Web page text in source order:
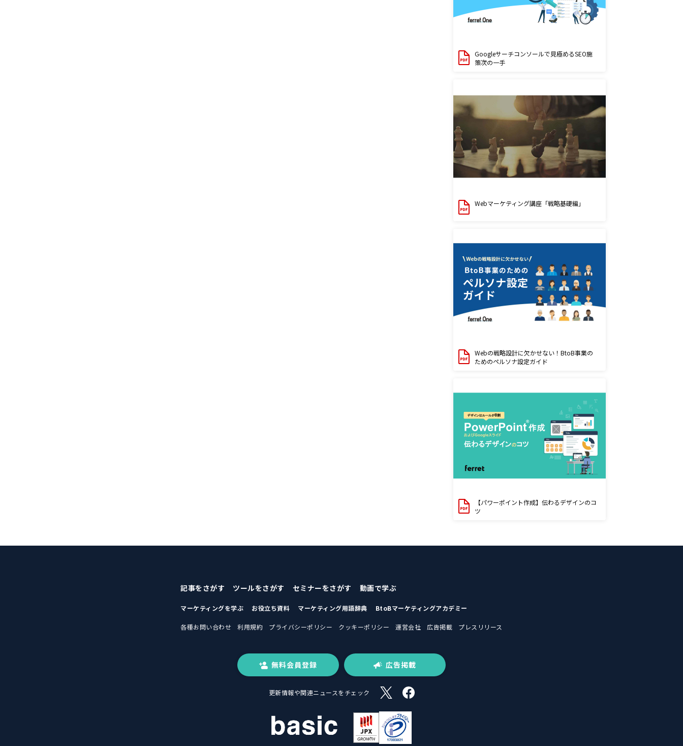
Googleサーチコンソールで見極めるSEO施
策次の一手
Webマーケティング講座「戦略基礎編」
Webの戦略設計に欠かせない！BtoB事業の
ためのペルソナ設定ガイド
【パワーポイント作成】伝わるデザインのコ
ツ
記事をさがす ツールをさがす セミナーをさがす 動画で学ぶ
マーケティングを学ぶ お役立ち資料 マーケティング用語辞典 BtoBマーケティングアカデミー
各種お問い合わせ 利用規約 プライバシーポリシー クッキーポリシー 運営会社 広告掲載 プレスリリース
無料会員登録 広告掲載
更新情報や関連ニュースをチェック